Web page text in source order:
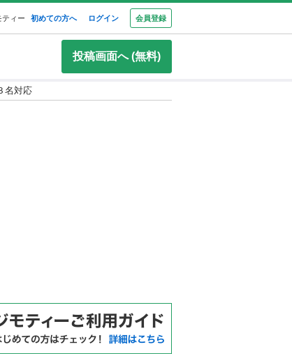
ティー 初めての方へ ログイン 会員登録
投稿画面へ (無料)
名対応